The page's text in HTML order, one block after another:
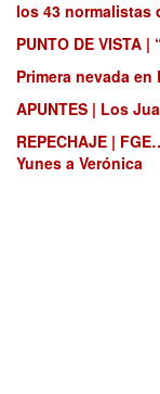
los 43 normalistas
PUNTO DE VISTA
Primera nevada
APUNTES | Los
REPECHAJE |
Yunes a Verónica